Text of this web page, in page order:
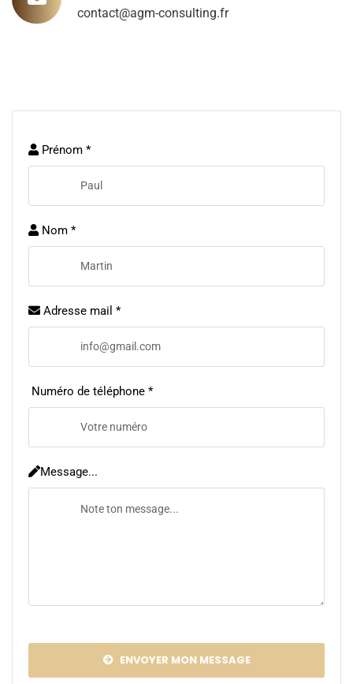
contact@agm-consulting.fr
Prénom *
Nom *
Adresse mail *
Numéro de téléphone *
Message...
ENVOYER MON MESSAGE